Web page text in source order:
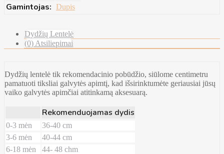
Gamintojas: Dupis
Dydžių Lentelė
(0) Atsiliepimai
Dydžių lentelė tik rekomendacinio pobūdžio, siūlome centimetru
pamatuoti tiksliai galvytės apimtį, kad išsirinktumėte geriausiai jūsų
vaiko galvytės apimčiai atitinkamą aksesuarą.
Rekomenduojamas dydis
0-3 mėn
36-40 cm
3-6 mėn
40-44 cm
6-18 mėn
44- 48 chm